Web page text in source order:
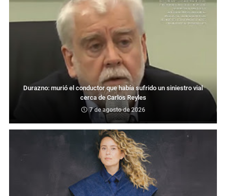
Durazno: murió el conductor que había sufrido un siniestro vial
cerca de Carlos Reyles
7 de agosto de 2026